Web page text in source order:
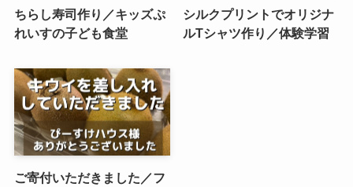
ちらし寿司作り／キッズぷ
れいすの子ども食堂
シルクプリントでオリジナ
ルTシャツ作り／体験学習
ご寄付いただきました／フ